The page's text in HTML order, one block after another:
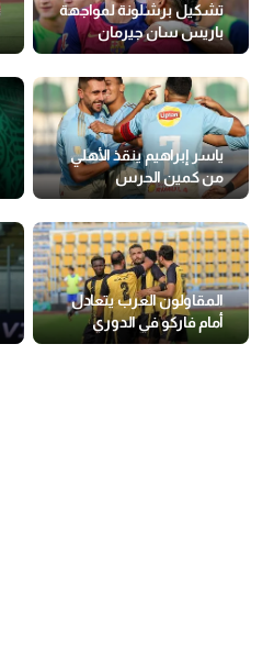
تشكيل برشلونة لمواجهة
باريس سان جيرمان
ياسر إبراهيم ينقذ الأهلي
من كمين الحرس
المقاولون العرب يتعادل
أمام فاركو في الدوري